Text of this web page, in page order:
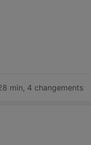
min, 4 changements